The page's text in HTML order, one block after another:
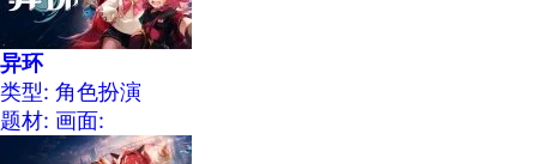
异环
类型: 角色扮演
题材: 画面: